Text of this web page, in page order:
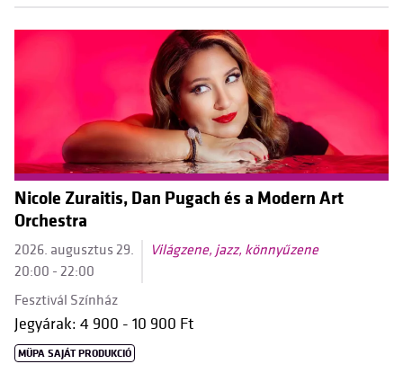
Nicole Zuraitis, Dan Pugach és a Modern Art
Orchestra
2026. augusztus 29.
20:00 - 22:00
Világzene, jazz, könnyűzene
Fesztivál Színház
Jegyárak: 4 900 - 10 900 Ft
MÜPA SAJÁT PRODUKCIÓ